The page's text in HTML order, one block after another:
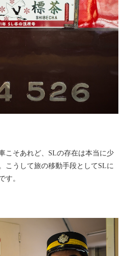
こそあれど、SLの存在は本当に少
こうして旅の移動手段としてSLに
す。